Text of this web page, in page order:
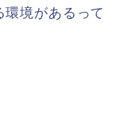
境があるって